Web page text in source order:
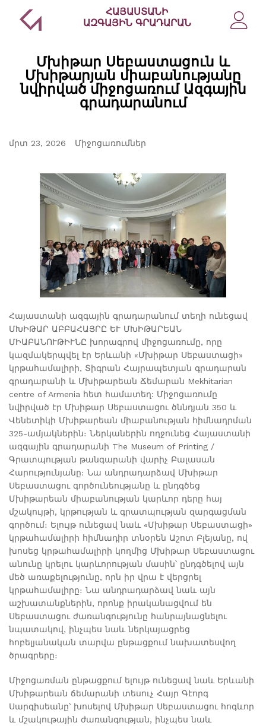
Accessibility
reader.
Accessibility
screen
reader
help
you
navigate
and
interact
with
the
ՀԱՅԱՍՏԱՆԻ
ԱԶԳԱՅԻՆ ԳՐԱԴԱՐԱՆ
Մխիթար Սեբաստացուն և
Մխիթարյան միաբանությանը
նվիրված միջոցառում Ազգային
գրադարանում
մրտ 23, 2026 Միջոցառումներ
Հայաստանի ազգային գրադարանում տեղի ունեցավ
ՄԽԻԹԱՐ ԱԲԲԱՀԱՅՐԸ ԵՒ ՄԽԻԹԱՐԵԱՆ
ՄԻԱԲԱՆՈՒԹԻՒՆԸ խորագրով միջոցառումը, որը
կազմակերպվել էր Երևանի «Մխիթար Սեբաստացի»
կրթահամալիրի, Տիգրան Հայրապետյան գրադարան
գրադարանի և Մխիթարեան Ճեմարան Mekhitarian
centre of Armenia հետ համատեղ: Միջոցառումը
նվիրված էր Մխիթար Սեբաստացու ծննդյան 350 և
Վենետիկի Մխիթարեան միաբանության հիմնադրման
325-ամյակներին։ Ներկաներին ողջունեց Հայաստանի
ազգային գրադարանի The Museum of Printing /
Գրատպության թանգարանի վարիչ Բալասան
Հարությունյանը։ Նա անդրադարձավ Մխիթար
Սեբաստացու գործունեությանը և ընդգծեց
Մխիթարեան միաբանության կարևոր դերը հայ
մշակույթի, կրթության և գրատպության զարգացման
գործում։ Ելույթ ունեցավ նաև «Մխիթար Սեբաստացի»
կրթահամալիրի հիմնադիր տնօրեն Աշոտ Բլեյանը, ով
խոսեց կրթահամալիրի կողմից Մխիթար Սեբաստացու
անունը կրելու կարևորության մասին՝ ընդգծելով այն
մեծ առաքելությունը, որն իր վրա է վերցրել
կրթահամալիրը։ Նա անդրադարձավ նաև այն
աշխատանքներին, որոնք իրականացվում են
Սեբաստացու ժառանգությունը հանրայնացնելու
նպատակով, ինչպես նաև ներկայացրեց
հոբելյանական տարվա ընթացքում նախատեսվող
ծրագրերը։
Միջոցառման ընթացքում ելույթ ունեցավ նաև Երևանի
Մխիթարեան ճեմարանի տեսուչ Հայր Գէորգ
Սարգիսեանը՝ խոսելով Մխիթար Սեբաստացու հոգևոր
և մշակութային ժառանգության, ինչպես նաև